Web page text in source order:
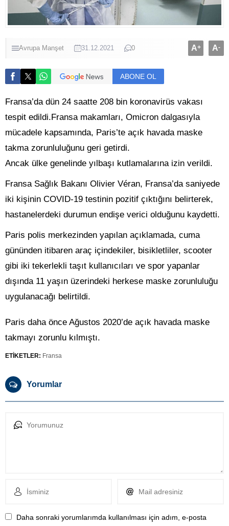
Avrupa Manşet 31.12.2021 0 A+ A-
ABONE OL
Fransa’da dün 24 saatte 208 bin koronavirüs vakası
tespit edildi.Fransa makamları, Omicron dalgasıyla
mücadele kapsamında, Paris’te açık havada maske
takma zorunluluğunu geri getirdi.
Ancak ülke genelinde yılbaşı kutlamalarına izin verildi.
Fransa Sağlık Bakanı Olivier Véran, Fransa’da saniyede
iki kişinin COVID-19 testinin pozitif çıktığını belirterek,
hastanelerdeki durumun endişe verici olduğunu kaydetti.
Paris polis merkezinden yapılan açıklamada, cuma
gününden itibaren araç içindekiler, bisikletliler, scooter
gibi iki tekerlekli taşıt kullanıcıları ve spor yapanlar
dışında 11 yaşın üzerindeki herkese maske zorunluluğu
uygulanacağı belirtildi.
Paris daha önce Ağustos 2020’de açık havada maske
takmayı zorunlu kılmıştı.
ETİKETLER: Fransa
Yorumlar
Daha sonraki yorumlarımda kullanılması için adım, e-posta